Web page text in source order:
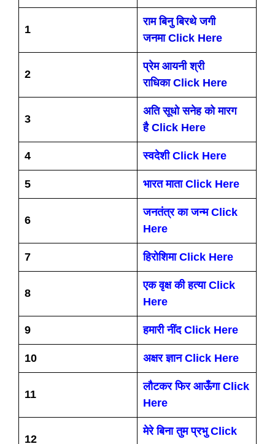
1
राम बिनु बिरथे जगी
जनमा Click Here
2
प्रेम आयनी श्री
राधिका Click Here
3
अति सूधो सनेह को मारग
है Click Here
4 स्वदेशी Click Here
5 भारत माता Click Here
6
जनतंत्र का जन्म Click
Here
7 हिरोशिमा Click Here
8
एक वृक्ष की हत्या Click
Here
9 हमारी नींद Click Here
10 अक्षर ज्ञान Click Here
11
लौटकर फिर आऊँगा Click
Here
12
मेरे बिना तुम प्रभु Click